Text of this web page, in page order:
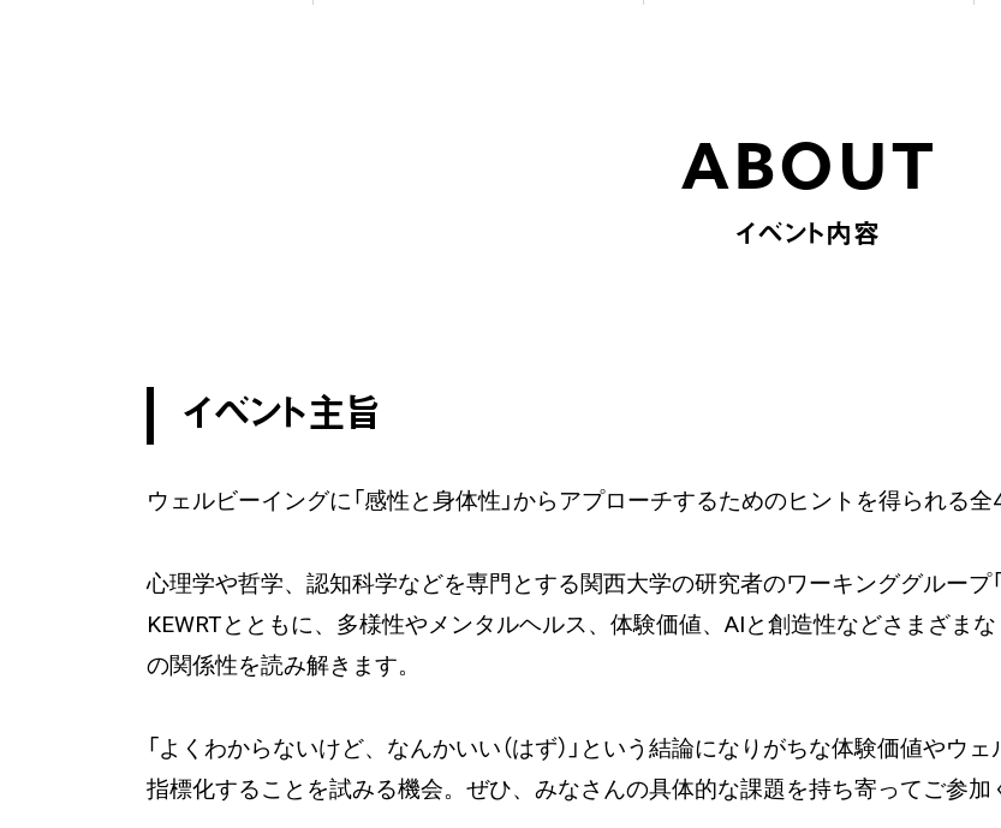
ABOUT
イベント内容
イベント主旨
ウェルビーイングに「感性と身体性」からアプローチするためのヒントを得られる
心理学や哲学、認知科学などを専門とする関西大学の研究者のワーキンググループ
KEWRTとともに、多様性やメンタルヘルス、体験価値、AIと創造性などさまざまな
の関係性を読み解きます。
「よくわからないけど、なんかいい（はず）」という結論になりがちな体験価値やウ
指標化することを試みる機会。ぜひ、みなさんの具体的な課題を持ち寄ってご参加